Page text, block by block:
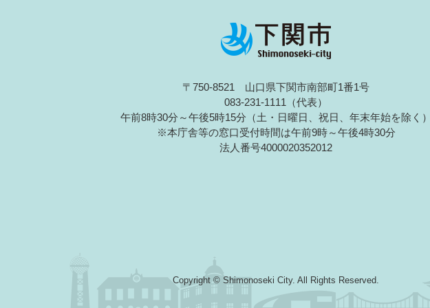
〒750-8521 山口県下関市南部町1番1号
083-231-1111（代表）
午前8時30分～午後5時15分（土・日曜日、祝日、年末年始を除く
※本庁舎等の窓口受付時間は午前9時～午後4時30分
法人番号4000020352012
Copyright © Shimonoseki City. All Rights Reserved.